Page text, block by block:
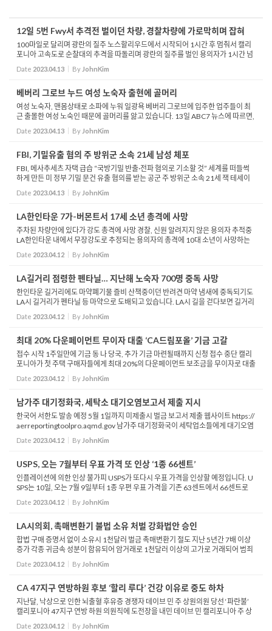
12일 5번 Fwy서 추격전 벌이던 차량, 경찰차량에 가로막히며 잡혀
100마일로 달리며 광란의 질주 노스할리우드에서 시작되어 1시간 후 멈춰서 캘리
포니아 고속도로 순찰대의 추격을 따돌리며 광란의 질주를 벌인 용의자가 1시간 넘
는 추격전 끝에 붙잡혔습니다. CHP에 따르면 검은색 폭스바겐 세단 차량을 탄 용의
자는 노스 ...
Date 2023.04.13 By JohnKim
베버리 그로브 누드 여성 노숙자 출현에 골머리
여성 노숙자, 맨몸상태로 소파에 누워 일광욕 베버리 그로브에 입주한 업주들이 최
근 출몰한 여성 노숙인 때문에 골머리를 앓고 있습니다. 13일 ABC7 뉴스에 따르면,
이 쇼핑 거리에 최근 헐벗은 여성 노숙인 1명이 소파에 누워 일광욕을 즐기는 등 눈
살을 찌...
Date 2023.04.13 By JohnKim
FBI, 기밀유출 혐의 주 방위군 소속 21세 남성 체포
FBI, 메사추세츠 자택 급습 “국방기밀 반출·전파 혐의로 기소할 것” 세계를 떠들썩
하게 만든 미 정부 기밀 문건 유출 혐의를 받는 공군 주 방위군 소속 21세 잭 테세이
라가 체포되었습니다. 13일 연방수사국 FBI는 장갑차까지 동원하여 메...
Date 2023.04.13 By JohnKim
LA한인타운 7가-버몬트서 17세 소년 총격에 사망
주차된 차량안에 있다가 강도 총격에 사망 경찰, 신원 알려지지 않은 용의자 추적중
LA한인타운 내에서 무장강도로 추정되는 용의자의 총격에 10대 소년이 사망하는
사건이 있었습니다. LAPD는 11일 밤 10시 40분경, 7가 버몬트 선상에서 총격 사건
이 발생했...
Date 2023.04.12 By JohnKim
LA길거리 점령한 펜타닐… 지난해 노숙자 700명 중독 사망
한인타운 길거리에도 마약폐기물 즐비 산책중이던 반려견 마약 냄새에 중독되기도
LA시 길거리가 펜타닐 등 마약으로 도배되고 있습니다. LA시 길을 걷다보면 길거리
에 떨어져 있는 주사기 등을 볼 수 있는데, 대부분은 마약 투약 후 버려진 것으로 특히
노숙...
Date 2023.04.12 By JohnKim
최대 20% 다운페이먼트 무이자 대출 ‘CA드림포올’ 기금 고갈
접수 시작 1주일만에 기금 동 나 당국, 추가 기금 마련될때까지 신청 접수 중단 캘리
포니아가 첫 주택 구매자들에게 최대 20%의 다운페이먼트 보조금을 무이자로 대출
해주는 드림포올이 접수 시작 1주일만에 기금 고갈로 신청 접수가 중단되었습니다.
캘리포...
Date 2023.04.12 By JohnKim
남가주 대기정화국, 세탁소 대기오염보고서 제출 지시
한국어 서한도 발송 예정 5월 1일까지 미제출시 벌금 보고서 제출 웹사이트 https://
aerreportingtoolpro.aqmd.gov 남가주 대기정화국이 세탁업소들에게 대기오염
보고서 제출을 지시했습니다. 대기정화국은 연간 대기오염보고서 제출 지시 서한을
최근 세탁업...
Date 2023.04.12 By JohnKim
USPS, 오는 7월부터 우표 가격 또 인상 ‘1종 66센트’
인플레이션에 의한 인상 불가피 USPS가 또다시 우표 가격을 인상할 예정입니다. U
SPS는 10일, 오는 7월 9일부터 1종 우편 우표 가격을 기존 63센트에서 66센트로
올리고, 엽서는 51센트, 국제 엽서는 1달러 50센트로 인상한다고 밝혔습니다. 가격
인상은 우편...
Date 2023.04.12 By JohnKim
LA시의회, 촉매변환기 불법 소유 처벌 강화법안 승인
합법 구매 증명서 없이 소유시 1천달러 벌금 촉매변환기 절도 지난 5년간 7배 이상
증가 각종 귀금속 성분이 함유되어 암거래로 1천달러 이상의 고가로 거래되어 범죄
표적이 되고 있는 차량 촉매변환기에 대한 처벌 규정이 강화됩니다. LA시의회는 11
일, 촉매...
Date 2023.04.12 By JohnKim
CA 47지구 연방하원 후보 ‘할리 루다’ 건강 이유로 중도 하차
지난달, 낙상으로 인한 뇌출혈 후유증 경쟁자 데이브 민 주 상원의원 당선 ‘파란불’
캘리포니아 47지구 연방 하원 의원직에 도전장을 내민 데이브 민 캘리포니아 주 상
원의원이 예비 경선에서 민주당 후보로 당선될 가능성이 올라갔습니다. 경쟁...
Date 2023.04.12 By JohnKim